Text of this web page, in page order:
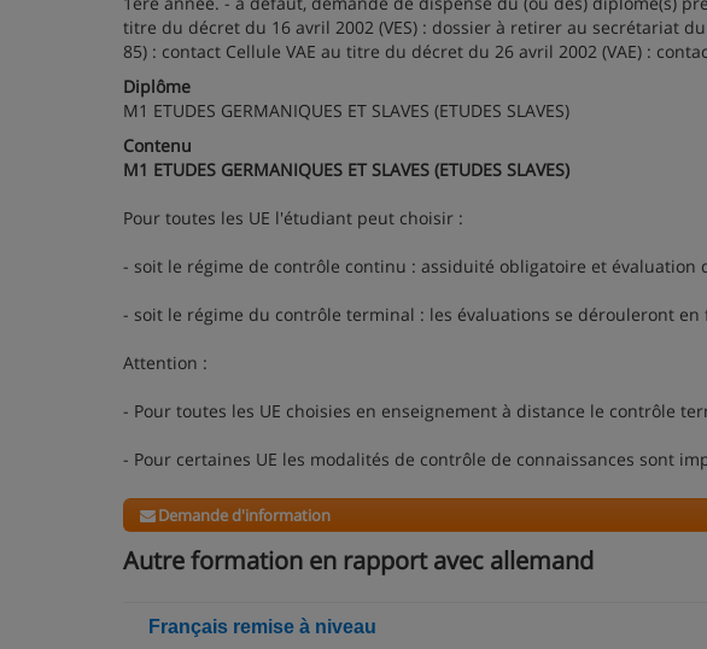
titre du décret du 16 avril 2002 (VES) : dossier à retirer au secrétariat
85) : contact Cellule VAE au titre du décret du 26 avril 2002 (VAE) :
Diplôme
M1 ETUDES GERMANIQUES ET SLAVES (ETUDES SLAVES)
Contenu
M1 ETUDES GERMANIQUES ET SLAVES (ETUDES SLAVES)
Pour toutes les UE l'étudiant peut choisir :
- soit le régime de contrôle continu : assiduité obligatoire et évaluation
- soit le régime du contrôle terminal : les évaluations se dérouleront
Attention :
- Pour toutes les UE choisies en enseignement à distance le contrôle
- Pour certaines UE les modalités de contrôle de connaissances sont
Demande d'information
Autre formation en rapport avec allemand
Français remise à niveau